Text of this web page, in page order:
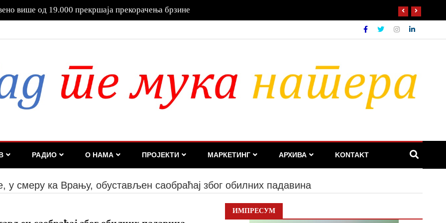
за одговорност!
РАДИО О НАМА ПРОЈЕКТИ МАРКЕТИНГ АРХИВА KONTAKT
у смеру ка Врању, обустављен саобраћај због обилних падавина
ИМПРЕСУМ